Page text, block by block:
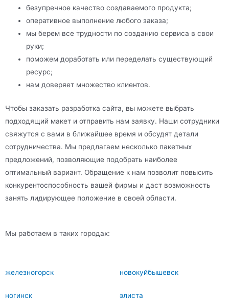
безупречное качество создаваемого продукта;
оперативное выполнение любого заказа;
мы берем все трудности по созданию сервиса в свои
руки;
поможем доработать или переделать существующий
ресурс;
нам доверяет множество клиентов.
Чтобы заказать разработка сайта, вы можете выбрать
подходящий макет и отправить нам заявку. Наши сотрудники
свяжутся с вами в ближайшее время и обсудят детали
сотрудничества. Мы предлагаем несколько пакетных
предложений, позволяющие подобрать наиболее
оптимальный вариант. Обращение к нам позволит повысить
конкурентоспособность вашей фирмы и даст возможность
занять лидирующее положение в своей области.
Мы работаем в таких городах:
железногорск новокуйбышевск
ногинск элиста